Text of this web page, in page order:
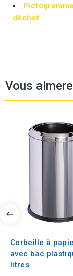
déchet
Vous
Corbeille à
avec bac
litres